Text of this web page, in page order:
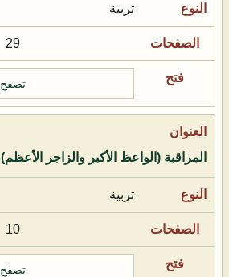
تربية
29
تصفح
المراقبة (الواعظ الأكبر والزاجر الأعظم)
تربية
10
تصفح